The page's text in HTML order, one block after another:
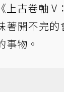
《上古卷軸
著開不完
事物。